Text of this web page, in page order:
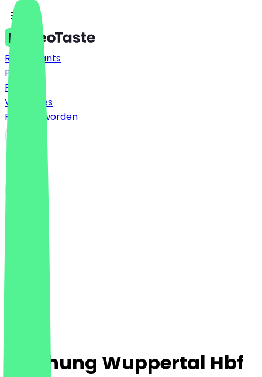
Restaurants
Prijzen
FAQ
Vacatures
Partner worden
asiahung Wuppertal Hbf